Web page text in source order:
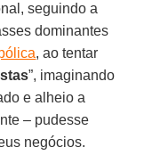
seguindo a
dominantes
, ao tentar
”, imaginando
e alheio a
– pudesse
negócios.